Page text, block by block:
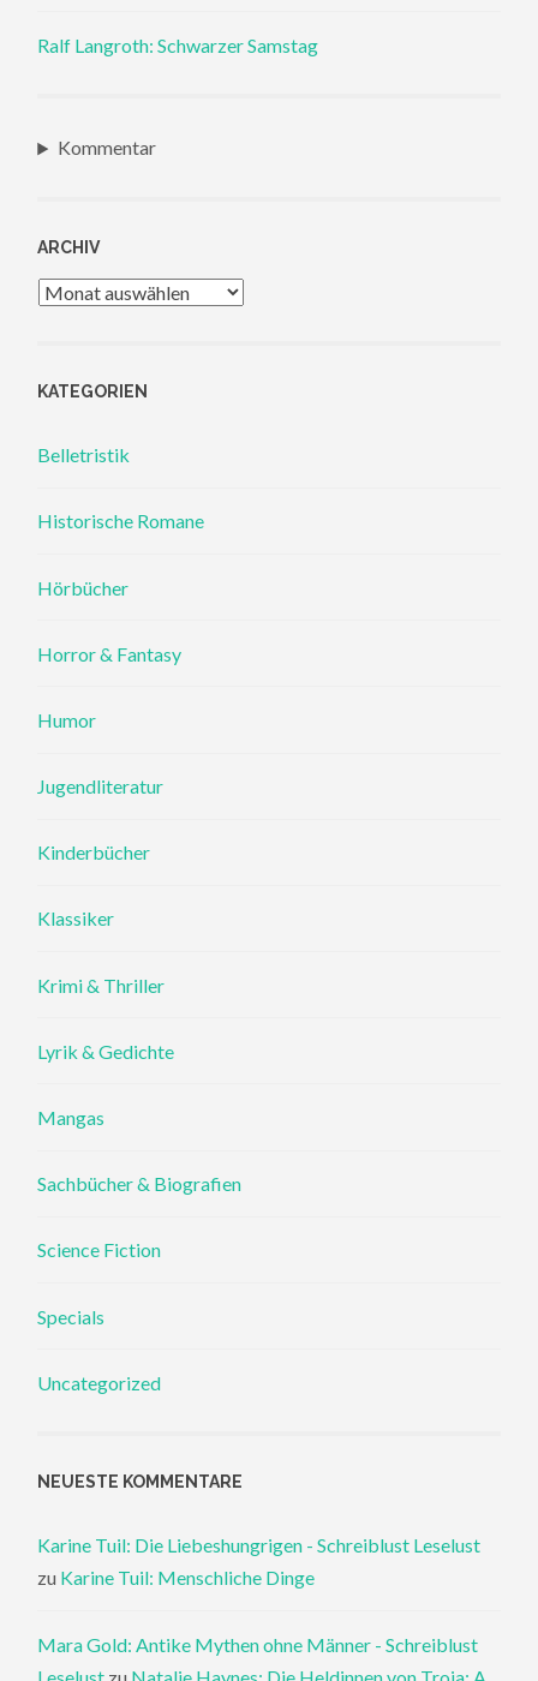
Ralf Langroth: Schwarzer Samstag
Kommentar
ARCHIV
Archiv
KATEGORIEN
Belletristik
Historische Romane
Hörbücher
Horror & Fantasy
Humor
Jugendliteratur
Kinderbücher
Klassiker
Krimi & Thriller
Lyrik & Gedichte
Mangas
Sachbücher & Biografien
Science Fiction
Specials
Uncategorized
NEUESTE KOMMENTARE
Karine Tuil: Die Liebeshungrigen - Schreiblust Leselust
zu Karine Tuil: Menschliche Dinge
Mara Gold: Antike Mythen ohne Männer - Schreiblust
Leselust zu Natalie Haynes: Die Heldinnen von Troja: A